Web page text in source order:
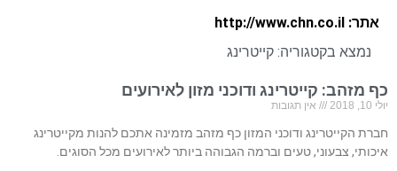
אתר: http://www.chn.co.il
נמצא בקטגוריה: קייטרינג
כף מזהב: קייטרינג ודוכני מזון לאירועים
יולי 10, 2018 אין תגובות
חברת הקייטרינג ודוכני המזון כף מזהב מזמינה אתכם להנות מקייטרינג
איכותי, צבעוני, טעים וברמה הגבוהה ביותר לאירועים מכל הסוגים.